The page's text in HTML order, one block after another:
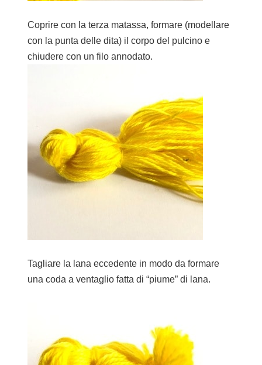
Coprire con la terza matassa, formare (modellare
con la punta delle dita) il corpo del pulcino e
chiudere con un filo annodato.
Tagliare la lana eccedente in modo da formare
una coda a ventaglio fatta di “piume” di lana.